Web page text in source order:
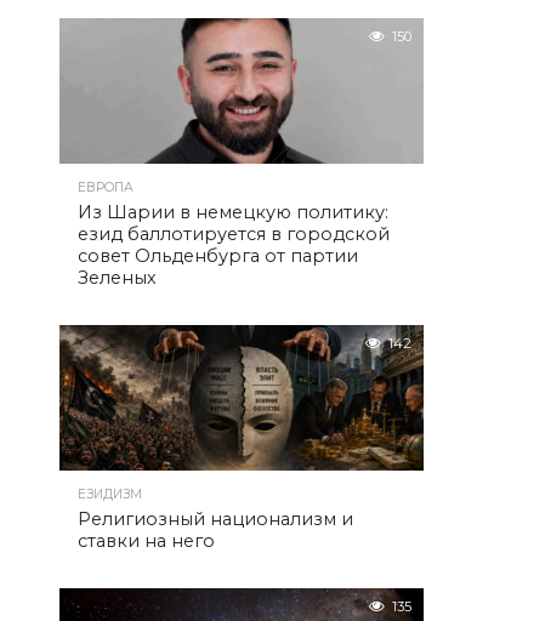
150
ЕВРОПА
Из Шарии в немецкую политику:
езид баллотируется в городской
совет Ольденбурга от партии
Зеленых
142
ЕЗИДИЗМ
Религиозный национализм и
ставки на него
135